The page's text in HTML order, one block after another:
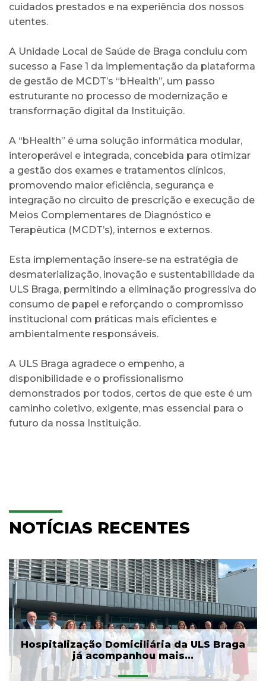
cuidados prestados e na experiência dos nossos
utentes.
A Unidade Local de Saúde de Braga concluiu com
sucesso a Fase 1 da implementação da plataforma
de gestão de MCDT’s “bHealth”, um passo
estruturante no processo de modernização e
transformação digital da Instituição.
A “bHealth” é uma solução informática modular,
interoperável e integrada, concebida para otimizar
a gestão dos exames e tratamentos clínicos,
promovendo maior eficiência, segurança e
integração no circuito de prescrição e execução de
Meios Complementares de Diagnóstico e
Terapêutica (MCDT’s), internos e externos.
Esta implementação insere-se na estratégia de
desmaterialização, inovação e sustentabilidade da
ULS Braga, permitindo a eliminação progressiva do
consumo de papel e reforçando o compromisso
institucional com práticas mais eficientes e
ambientalmente responsáveis.
A ULS Braga agradece o empenho, a
disponibilidade e o profissionalismo
demonstrados por todos, certos de que este é um
caminho coletivo, exigente, mas essencial para o
futuro da nossa Instituição.
NOTÍCIAS RECENTES
Hospitalização Domiciliária da ULS Braga
já acompanhou mais...